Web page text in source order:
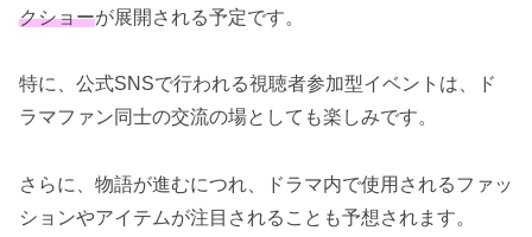
クショーが展開される予定です。
特に、公式SNSで行われる視聴者参加型イベントは、ド
ラマファン同士の交流の場としても楽しみです。
さらに、物語が進むにつれ、ドラマ内で使用されるファッ
ションやアイテムが注目されることも予想されます。